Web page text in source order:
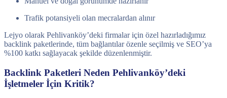
Trafik potansiyeli olan mecralardan alınır
Lejyo olarak Pehlivanköy’deki firmalar için özel hazırladığımız
backlink paketlerinde, tüm bağlantılar özenle seçilmiş ve SEO’ya
%100 katkı sağlayacak şekilde düzenlenmiştir.
Backlink Paketleri Neden Pehlivanköy’deki
İşletmeler İçin Kritik?